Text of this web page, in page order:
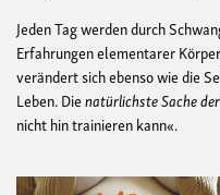
Jeden Tag werden durch
Erfahrungen elementarer
verändert sich ebenso wie die
Leben. Dienatürlichste Sache
nicht hin trainieren kann«.